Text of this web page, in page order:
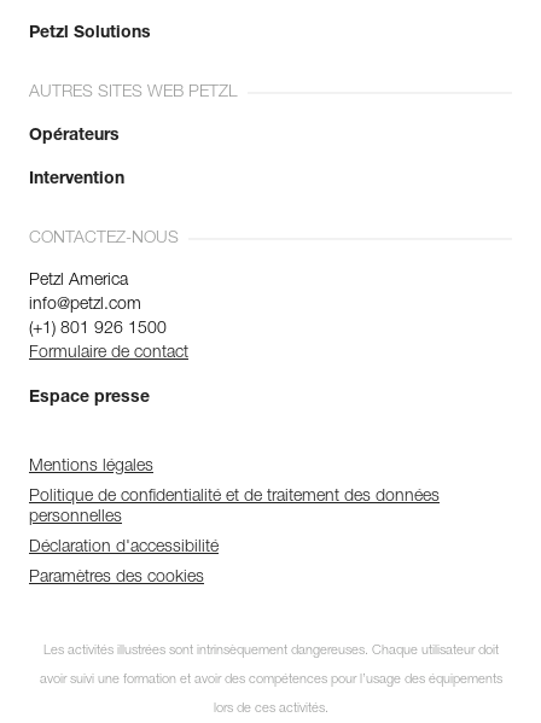
Petzl Solutions
AUTRES SITES WEB PETZL
Opérateurs
Intervention
CONTACTEZ-NOUS
Petzl America
info@petzl.com
(+1) 801 926 1500
Formulaire de contact
Espace presse
Mentions légales
Politique de confidentialité et de traitement des données
personnelles
Déclaration d'accessibilité
Paramètres des cookies
Les activités illustrées sont intrinsèquement dangereuses. Chaque utilisateur doit
avoir suivi une formation et avoir des compétences pour l’usage des équipements
lors de ces activités.